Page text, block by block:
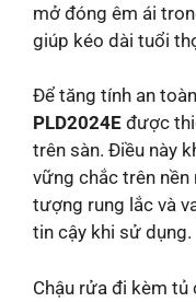
mở đóng êm ái
giúp kéo dài tuổi
Để tăng tính an
PLD2024E được
trên sàn. Điều này
vững chắc trên nền
tượng rung lắc và
tin cậy khi sử dụng.
Chậu rửa đi kèm